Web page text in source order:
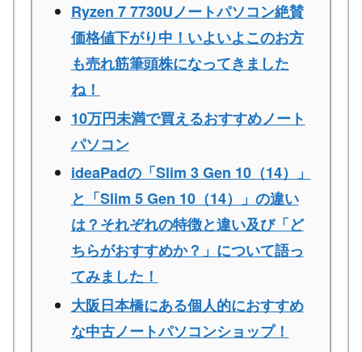
Ryzen 7 7730Uノートパソコン絶賛
価格値下がり中！いよいよこのお方
も売れ筋筆頭株になってきました
ね！
10万円未満で買えるおすすめノート
パソコン
ideaPadの「Slim 3 Gen 10（14）」
と「Slim 5 Gen 10（14）」の違い
は？それぞれの特徴と違い及び「ど
ちらがおすすめか？」について語っ
てみました！
大阪日本橋にある個人的におすすめ
な中古ノートパソコンショップ！